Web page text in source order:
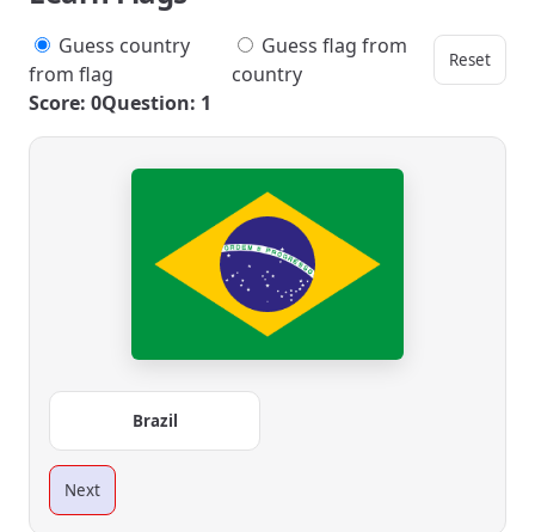
Guess country
from flag
Guess flag from
country
Reset
Score: 0Question: 1
Brazil
Next